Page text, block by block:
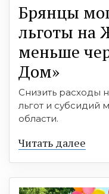
Брянцы
льготы на
меньше
Дом»
Снизить расходы
льгот и субсидий
области.
Читать далее